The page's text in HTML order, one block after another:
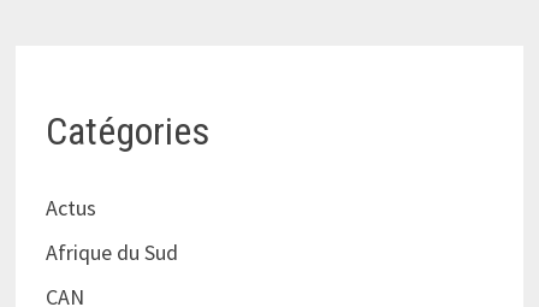
Catégories
Actus
Afrique du Sud
CAN